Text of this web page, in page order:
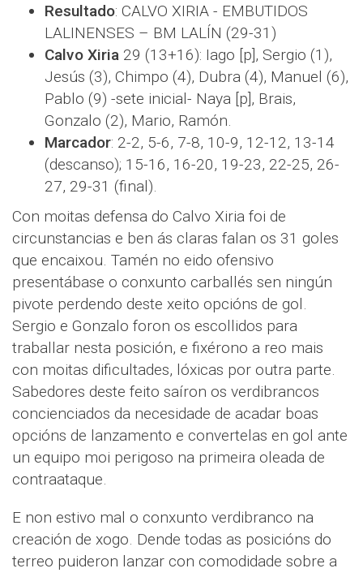
Resultado: CALVO XIRIA - EMBUTIDOS
LALINENSES – BM LALÍN (29-31)
Calvo Xiria 29 (13+16): Iago [p], Sergio (1),
Jesús (3), Chimpo (4), Dubra (4), Manuel (6),
Pablo (9) -sete inicial- Naya [p], Brais,
Gonzalo (2), Mario, Ramón.
Marcador: 2-2, 5-6, 7-8, 10-9, 12-12, 13-14
(descanso); 15-16, 16-20, 19-23, 22-25, 26-
27, 29-31 (final).
Con moitas defensa do Calvo Xiria foi de
circunstancias e ben ás claras falan os 31 goles
que encaixou. Tamén no eido ofensivo
presentábase o conxunto carballés sen ningún
pivote perdendo deste xeito opcións de gol.
Sergio e Gonzalo foron os escollidos para
traballar nesta posición, e fixérono a reo mais
con moitas dificultades, lóxicas por outra parte.
Sabedores deste feito saíron os verdibrancos
concienciados da necesidade de acadar boas
opcións de lanzamento e convertelas en gol ante
un equipo moi perigoso na primeira oleada de
contraataque.
E non estivo mal o conxunto verdibranco na
creación de xogo. Dende todas as posicións do
terreo puideron lanzar con comodidade sobre a